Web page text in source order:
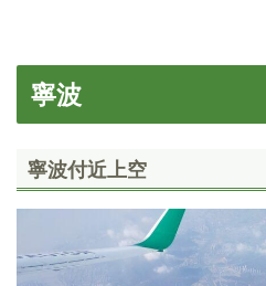
寧波
寧波付近上空